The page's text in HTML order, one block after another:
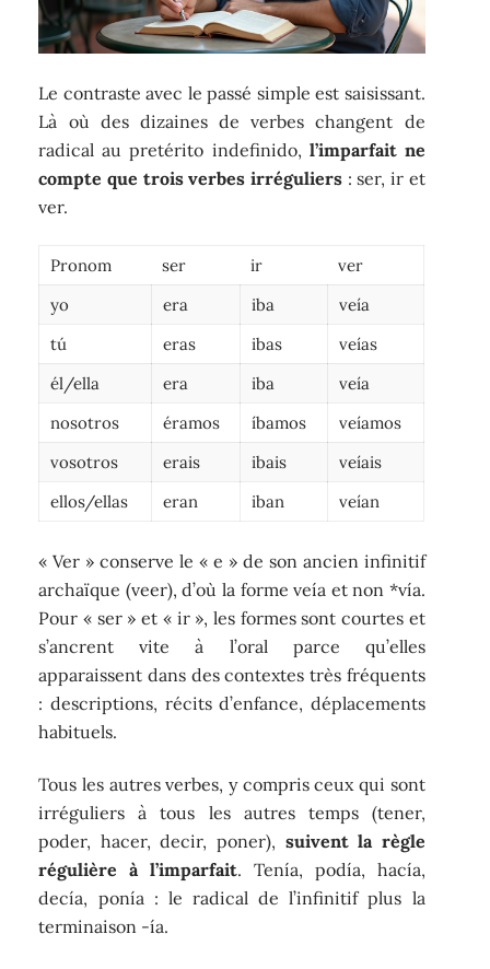
Le contraste avec le passé simple est saisissant.
Là où des dizaines de verbes changent de
radical au pretérito indefinido, l’imparfait ne
compte que trois verbes irréguliers : ser, ir et
ver.
Pronom ser ir
ver
yo
era iba
veía
tú
eras ibas
veías
él/ella
era iba
veía
nosotros
éramos íbamos
veíamos
vosotros
erais ibais
veíais
ellos/ellas
eran iban veían
« Ver » conserve le « e » de son ancien infinitif
archaïque (veer), d’où la forme veía et non *vía.
Pour « ser » et « ir », les formes sont courtes et
s’ancrent vite à l’oral parce qu’elles
apparaissent dans des contextes très fréquents
: descriptions, récits d’enfance, déplacements
habituels.
Tous les autres verbes, y compris ceux qui sont
irréguliers à tous les autres temps (tener,
poder, hacer, decir, poner), suivent la règle
régulière à l’imparfait. Tenía, podía, hacía,
decía, ponía : le radical de l’infinitif plus la
terminaison -ía.